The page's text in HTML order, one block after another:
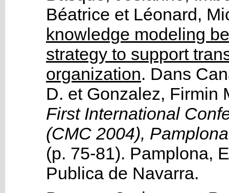
Béatrice et Léonard,
knowledge modeling
strategy to support
organization. Dans
D. et Gonzalez, Firmin
First International
(CMC 2004),
(p. 75-81). Pamplona,
Publica de Navarra.